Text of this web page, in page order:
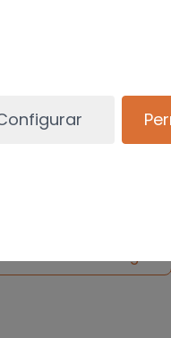
vehículo de origen